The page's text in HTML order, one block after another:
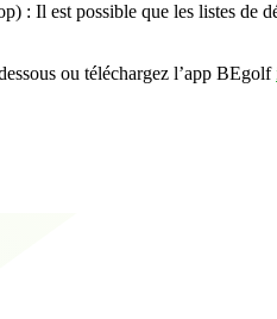
: Il est possible que les listes
ou téléchargez l’app BEgolf